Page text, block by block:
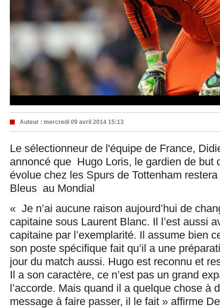
Auteur : mercredi 09 avril 2014 15:13
Le sélectionneur de l'équipe de France,
annoncé que Hugo Loris, le gardien de but
évolue chez les Spurs de Tottenham
Bleus au Mondial
« Je n’ai aucune raison aujourd’hui de
capitaine sous Laurent Blanc. Il l’est aussi
capitaine par l’exemplarité. Il assume bien
son poste spécifique fait qu’il a une
jour du match aussi. Hugo est reconnu et
Il a son caractère, ce n’est pas un grand
l’accorde. Mais quand il a quelque chose à
message à faire passer, il le fait » affirme